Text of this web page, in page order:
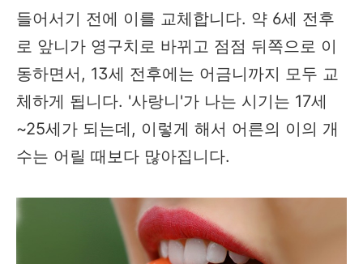
들어서기 전에 이를 교체합니다. 약 6세 전후
로 앞니가 영구치로 바뀌고 점점 뒤쪽으로 이
동하면서, 13세 전후에는 어금니까지 모두 교
체하게 됩니다. '사랑니'가 나는 시기는 17세
~25세가 되는데, 이렇게 해서 어른의 이의 개
수는 어릴 때보다 많아집니다.